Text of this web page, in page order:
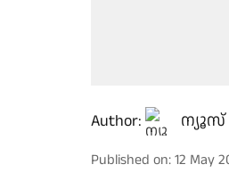
Author:
Published on:12 May